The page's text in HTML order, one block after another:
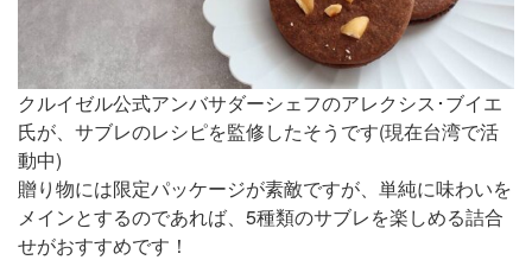
クルイゼル公式アンバサダーシェフのアレクシス･ブイエ
氏が、サブレのレシピを監修したそうです(現在台湾で活
動中)
贈り物には限定パッケージが素敵ですが、単純に味わいを
メインとするのであれば、5種類のサブレを楽しめる詰合
せがおすすめです！